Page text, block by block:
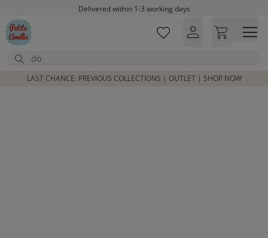
Skip to main contentDelivered within 1-3 working days
Free shipping on orders above £100*
Search
LAST CHANCE: PREVIOUS COLLECTIONS | OUTLET | SHOP NOW